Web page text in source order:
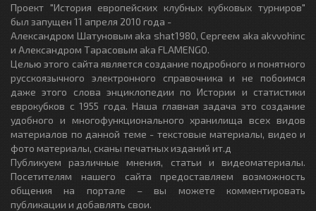
Проект "История европейских клубных кубковых турниров"
был запущен 11 апреля 2010 года -
Александром Шатуновым aka shat1980, Сергеем aka akvvohinc
и Александром Тарасовым aka FLAMENGO.
Целью этого сайта является создание подробного и понятного
русскоязычного электронного справочника и не побоимся
даже этого слова энциклопедии по Истории и статистики
еврокубков с 1955 года. Наша главная задача это создание
удобного и многофункционального хранилища всех видов
материалов по данной теме - текстовые материалы, видео и
фото материалы, сканы печатных изданий ит.д
Публикуем различные мнения, статьи и видеоматериалы.
Посетителям нашего сайта предоставляем возможность
общения на портале – вы можете комментировать
публикации и добавлять свои.